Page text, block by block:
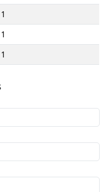
1
1
1